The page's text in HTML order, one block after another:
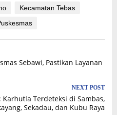
Kecamatan Tebas
Sebawi, Pastikan Layanan
NEXT POST
Karhutla Terdeteksi di Sambas,
Sekadau, dan Kubu Raya